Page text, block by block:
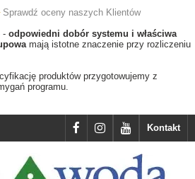
Sprawdź oceny naszych Klientów
- odpowiedni dobór systemu i właściwa
mają istotne znaczenie przy rozliczeniu
produktów przygotowujemy z
programu.
Kontakt